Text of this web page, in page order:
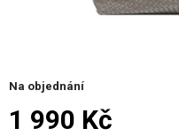
Na objednání
1 990 Kč